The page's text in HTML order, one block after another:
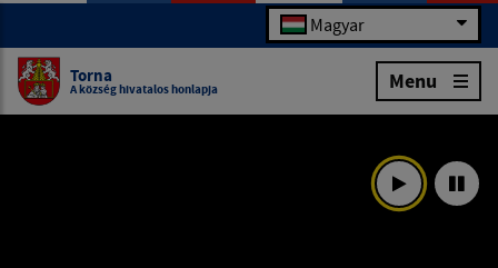
Magyar
Torna
A község hivatalos honlapja Menu